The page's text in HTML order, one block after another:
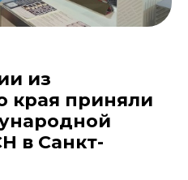
из
края приняли
в Санкт-